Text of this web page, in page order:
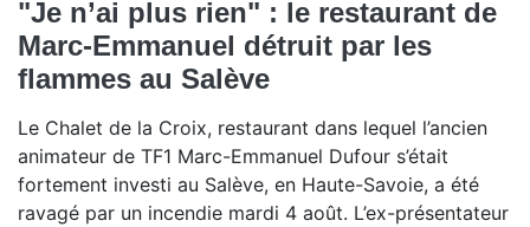
"Je n’ai plus rien" : le restaurant de
Marc-Emmanuel détruit par les
flammes au Salève
Le Chalet de la Croix, restaurant dans lequel l’ancien
animateur de TF1 Marc-Emmanuel Dufour s’était
fortement investi au Salève, en Haute-Savoie, a été
ravagé par un incendie mardi 4 août. L’ex-présentateur